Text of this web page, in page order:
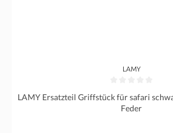
LAMY
LAMY Ersatzteil Griffstück für safari
Feder